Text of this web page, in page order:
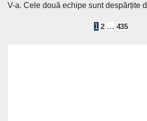
V-a. Cele două echipe sunt despărțite
1 2 … 435